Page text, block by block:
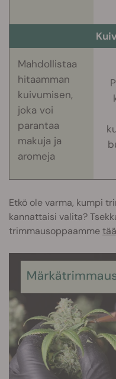
Mahdollistaa
hitaamman
kuivumisen,
joka voi
parantaa
makuja ja
aromeja
Etkö ole varma, kumpi
kannattaisi valita?
trimmausoppaamme